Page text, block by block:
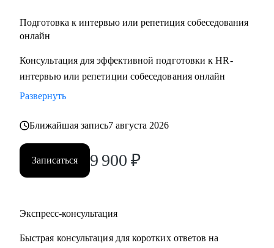
Подготовка к интервью или репетиция собеседования
онлайн
Консультация для эффективной подготовки к HR-
интервью или репетиции собеседования онлайн
Развернуть
Ближайшая запись7 августа 2026
Записаться 9 900 ₽
Экспресс-консультация
Быстрая консультация для коротких ответов на